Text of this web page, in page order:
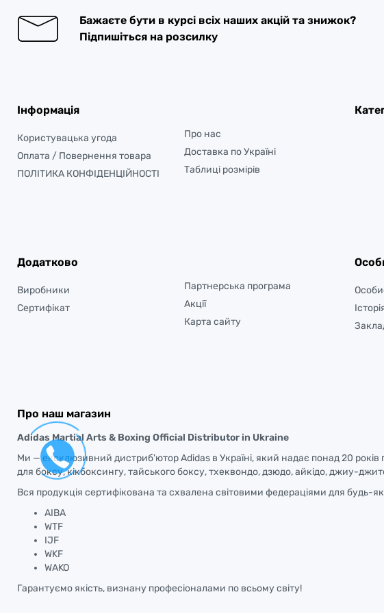
Бажаєте бути в курсі всіх наших акцій та знижок?
Підпишіться на розсилку
Інформація
Користувацька угода
Оплата / Повернення товара
ПОЛІТИКА КОНФІДЕНЦІЙНОСТІ
Про нас
Доставка по Україні
Таблиці розмірів
Додатково
Виробники
Сертифікат
Партнерська програма
Акції
Карта сайту
Про наш магазин
Adidas Martial Arts & Boxing Official Distributor in Ukraine
Ми — ексклюзивний дистриб'ютор Adidas в Україні, який надає понад 20
для боксу, кікбоксингу, тайського боксу, тхеквондо, дзюдо, айкідо, джиу-
Вся продукція сертифікована та схвалена світовими федераціями для будь-
AIBA
WTF
IJF
WKF
WAKO
Гарантуємо якість, визнану професіоналами по всьому світу!